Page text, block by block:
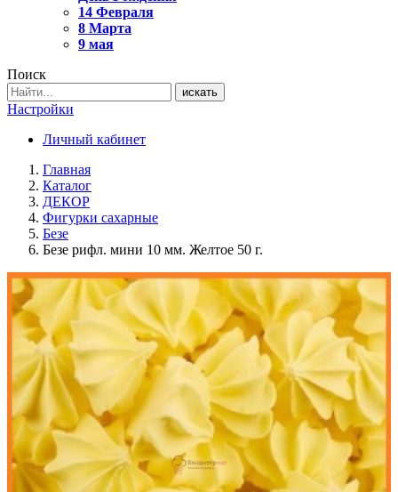
14 Февраля
8 Марта
9 мая
Поиск
искать
Настройки
Личный кабинет
Главная
Каталог
ДЕКОР
Фигурки сахарные
Безе
Безе рифл. мини 10 мм. Желтое 50 г.